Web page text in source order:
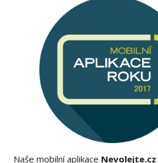
Naše mobilní aplikace Nevolejte.cz